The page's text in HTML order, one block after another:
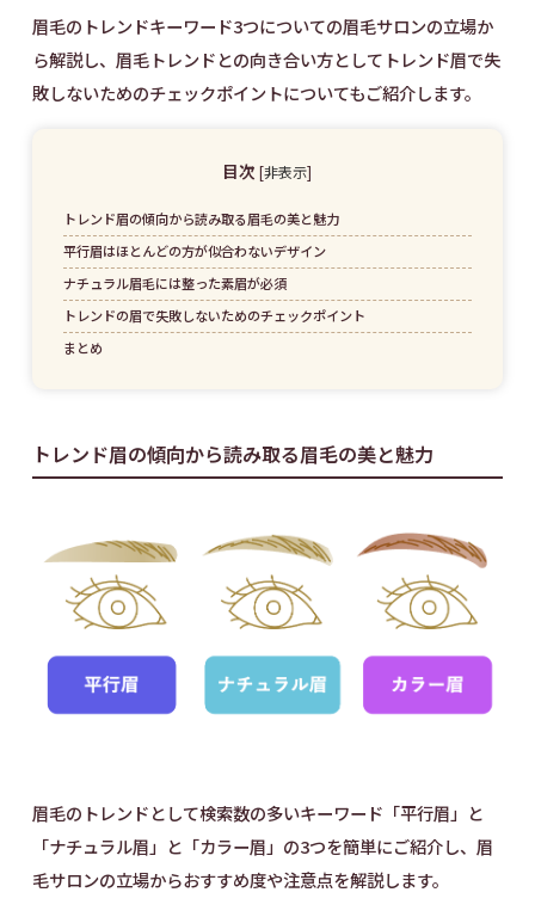
眉毛のトレンドキーワード3つについての眉毛サロンの立場か
ら解説し、眉毛トレンドとの向き合い方としてトレンド眉で失
敗しないためのチェックポイントについてもご紹介します。
目次 [非表示]
トレンド眉の傾向から読み取る眉毛の美と魅力
平行眉はほとんどの方が似合わないデザイン
ナチュラル眉毛には整った素眉が必須
トレンドの眉で失敗しないためのチェックポイント
まとめ
トレンド眉の傾向から読み取る眉毛の美と魅力
眉毛のトレンドとして検索数の多いキーワード「平行眉」と
「ナチュラル眉」と「カラー眉」の3つを簡単にご紹介し、眉
毛サロンの立場からおすすめ度や注意点を解説します。